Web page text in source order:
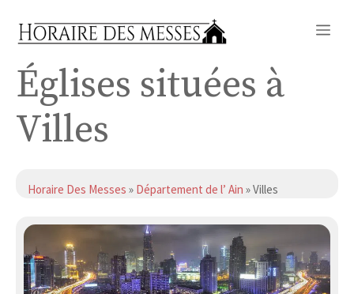
Églises situées à
Villes
Horaire Des Messes » Département de l’ Ain » Villes